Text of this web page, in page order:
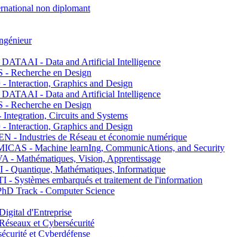
non diplomant
- Data and Artificial Intelligence
Recherche en Design
Interaction, Graphics and Design
- Data and Artificial Intelligence
Recherche en Design
Circuits and Systems
Interaction, Graphics and Design
- Industries de Réseau et économie numérique
- Machine learnIng, CommunicAtions, and Security
- Mathématiques, Vision, Apprentissage
Quantique, Mathématiques, Informatique
- Systèmes embarqués et traitement de l'information
Track - Computer Science
d'Entreprise
et Cybersécurité
et Cyberdéfense